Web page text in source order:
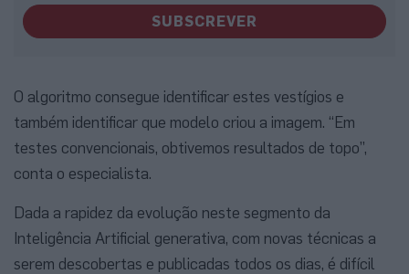
SUBSCREVER
O algoritmo consegue identificar estes vestígios e
também identificar que modelo criou a imagem. “Em
testes convencionais, obtivemos resultados de topo”,
conta o especialista.
Dada a rapidez da evolução neste segmento da
Inteligência Artificial generativa, com novas técnicas a
serem descobertas e publicadas todos os dias, é difícil